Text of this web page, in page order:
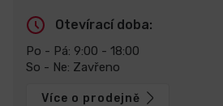
Otevírací doba:
Po - Pá: 9:00 - 18:00
So - Ne: Zavřeno
Více o prodejně